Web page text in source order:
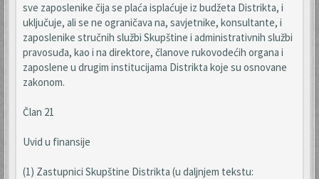
sve zaposlenike čija se plaća isplaćuje iz budžeta Distrikta, i
uključuje, ali se ne ograničava na, savjetnike, konsultante, i
zaposlenike stručnih službi Skupštine i administrativnih službi
pravosuđa, kao i na direktore, članove rukovodećih organa i
zaposlene u drugim institucijama Distrikta koje su osnovane
zakonom.
Član 21
Uvid u finansije
(1) Zastupnici Skupštine Distrikta (u daljnjem tekstu: